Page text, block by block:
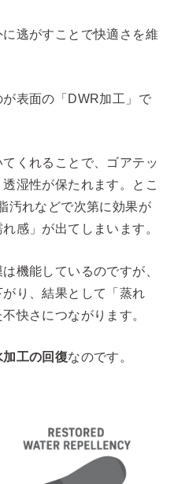
逃がすことで快適さを維
表面の「DWR加工」で
くれることで、ゴアテッ
湿性が保たれます。とこ
汚れなどで次第に効果が
感」が出てしまいます。
機能しているのですが、
り、結果として「蒸れ
快さにつながります。
加工の回復なのです。